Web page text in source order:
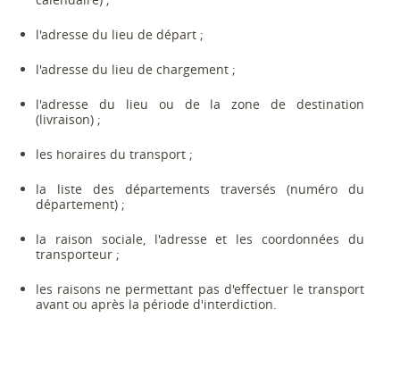
l'adresse du lieu de départ ;
l'adresse du lieu de chargement ;
l'adresse du lieu ou de la zone de destination
(livraison) ;
les horaires du transport ;
la liste des départements traversés (numéro du
département) ;
la raison sociale, l'adresse et les coordonnées du
transporteur ;
les raisons ne permettant pas d'effectuer le transport
avant ou après la période d'interdiction.